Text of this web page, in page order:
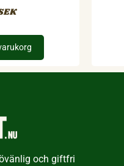
och giftfri